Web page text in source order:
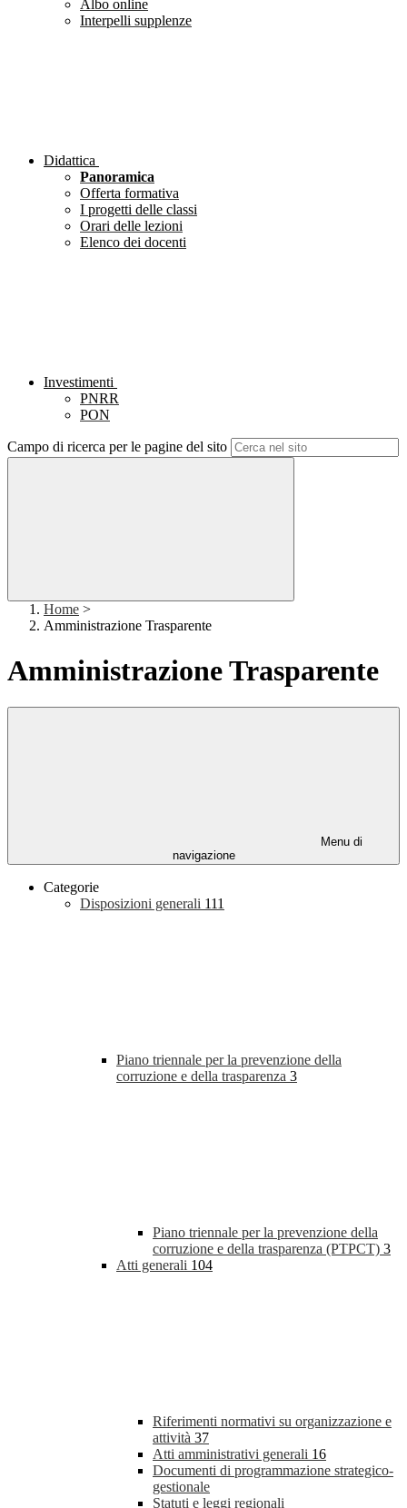
Albo online
Interpelli supplenze
Didattica
Panoramica
Offerta formativa
I progetti delle classi
Orari delle lezioni
Elenco dei docenti
Investimenti
PNRR
PON
Campo di ricerca per le pagine del sito
Home >
Amministrazione Trasparente
Amministrazione Trasparente
Menu di
navigazione
Categorie
Disposizioni generali 111
Piano triennale per la prevenzione della
corruzione e della trasparenza 3
Piano triennale per la prevenzione della
corruzione e della trasparenza (PTPCT) 3
Atti generali 104
Riferimenti normativi su organizzazione e
attività 37
Atti amministrativi generali 16
Documenti di programmazione strategico-
gestionale
Statuti e leggi regionali